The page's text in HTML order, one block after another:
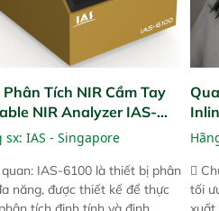
Phân Tích NIR Cầm Tay
NIR Analyzer IAS-
sx: IAS - Singapore
quan: IAS-6100 là thiết bị phân
năng, được thiết kế để thực
NIR

tối